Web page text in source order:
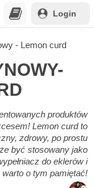
Login
- Lemon curd
produktów
Lemon curd to
zdrowy, po prostu
być stosowany jako
do eklerów i
o tym pamiętać!